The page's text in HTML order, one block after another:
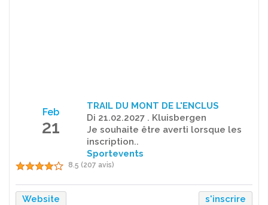
Feb
21
TRAIL DU MONT DE L'ENCLUS
Di 21.02.2027 . Kluisbergen
Je souhaite être averti lorsque les
inscription..
Sportevents
8.5 (207 avis)
Website s'inscrire